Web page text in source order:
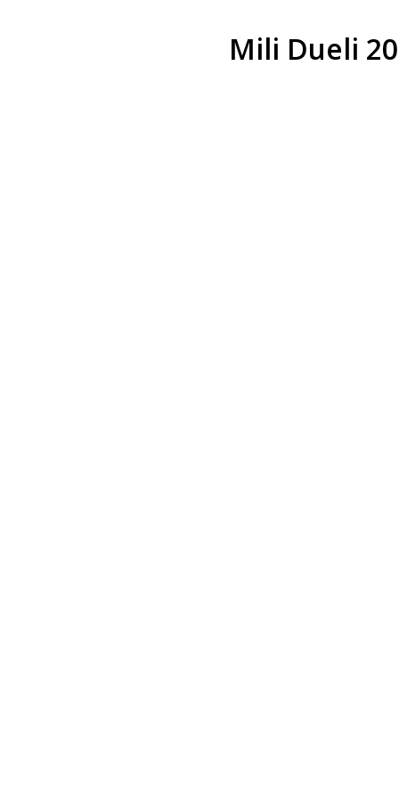
Mili Dueli